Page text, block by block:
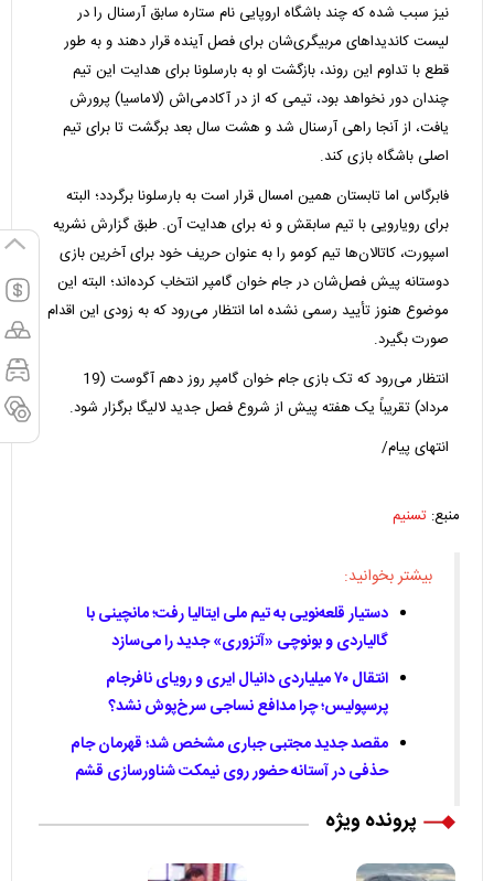
نیز سبب شده که چند باشگاه اروپایی نام ستاره سابق آرسنال را در
لیست کاندیداهای مربیگری‌شان برای فصل آینده قرار دهند و به طور
قطع با تداوم این روند، بازگشت او به بارسلونا برای هدایت این تیم
چندان دور نخواهد بود، تیمی که از در آکادمی‌‌اش (لاماسیا) پرورش
یافت، از آنجا راهی آرسنال شد و هشت سال بعد برگشت تا برای تیم
اصلی باشگاه بازی کند.
فابرگاس اما تابستان همین امسال قرار است به بارسلونا برگردد؛ البته
برای رویارویی با تیم سابقش و نه برای هدایت آن. طبق گزارش نشریه
اسپورت، کاتالان‌ها تیم کومو را به عنوان حریف خود برای آخرین بازی
دوستانه پیش فصل‌شان در جام خوان گامپر انتخاب کرده‌اند؛ البته این
موضوع هنوز تأیید رسمی نشده اما انتظار می‌رود که به زودی این اقدام
صورت بگیرد.
انتظار می‌رود که تک بازی جام خوان گامپر روز دهم آگوست (19
مرداد) تقریباً یک هفته پیش از شروع فصل جدید لالیگا برگزار شود.
انتهای پیام/
منبع: تسنیم
بیشتر بخوانید:
دستیار قلعه‌نویی به تیم ملی ایتالیا رفت؛ مانچینی با
گالیاردی و بونوچی «آتزوری» جدید را می‌سازد
انتقال ۷۰ میلیاردی دانیال ایری و رویای نافرجام
پرسپولیس؛ چرا مدافع نساجی سرخ‌پوش نشد؟
مقصد جدید مجتبی جباری مشخص شد؛ قهرمان جام
حذفی در آستانه حضور روی نیمکت شناورسازی قشم
پرونده ویژه